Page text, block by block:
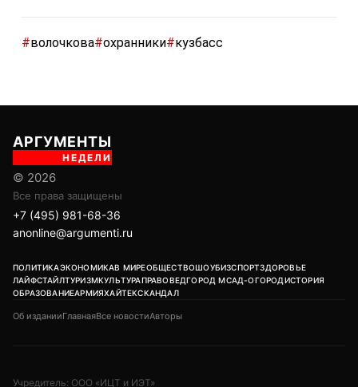
#волочкова#охранники#кузбасс
АРГУМЕНТЫ
НЕДЕЛИ
© 2026
Все права защищены
+7 (495) 981-68-36
anonline@argumenti.ru
ПОЛИТИКАЭКОНОМИКАВ МИРЕОБЩЕСТВОШОУБИЗСПОРТЗДОРОВЬЕ
ЛАЙФСТАЙЛТУРИЗМКУЛЬТУРАПРАВОВЕДГОРОД МСАД-ОГОРОДИСТОРИЯ
ОБРАЗОВАНИЕАРМИЯХАЙТЕКСКАНДАЛ
Об изданииГлавнаяВсе новостиАвторы
Учредитель: ООО «ИЦТ и ИЭТ»